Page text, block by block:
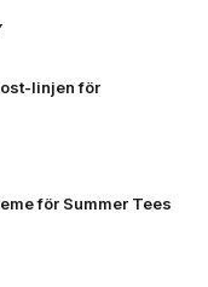
linjen för
för Summer Tees